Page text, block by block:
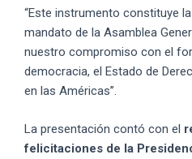
“Este instrumento constituye
mandato de la Asamblea
nuestro compromiso con el
democracia, el Estado de
en las Américas”.
La presentación contó con el
felicitaciones de la